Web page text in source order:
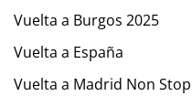
Vuelta a Burgos 2025
Vuelta a España
Vuelta a Madrid Non Stop